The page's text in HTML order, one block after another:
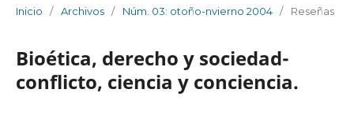
Inicio / Archivos / Núm. 03: otoño-nvierno 2004 / Reseñas
Bioética, derecho y sociedad-
conflicto, ciencia y conciencia.